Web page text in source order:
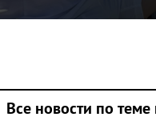
Все новости по теме